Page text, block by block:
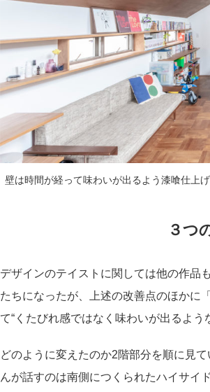
壁は時間が経って味わいが出るよう漆喰仕上
３つ
デザインのテイストに関しては他の作品
たちになったが、上述の改善点のほかに
て“くたびれ感ではなく味わいが出るよう
どのように変えたのか2階部分を順に見
んが話すのは南側につくられたハイサイ